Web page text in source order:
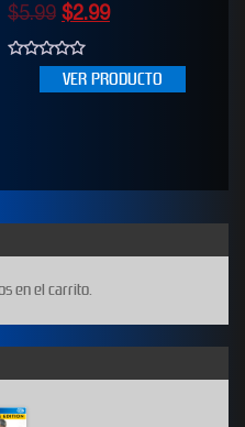
$5.99 $2.99
VER PRODUCTO
en el carrito.